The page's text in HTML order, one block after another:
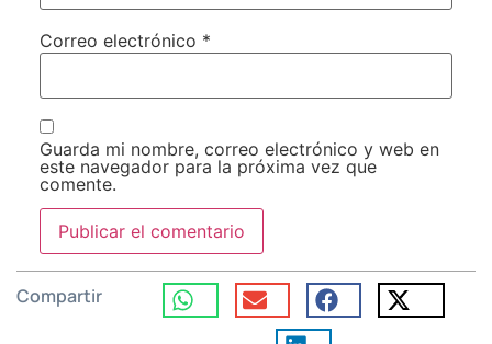
Correo electrónico *
Guarda mi nombre, correo electrónico y web en
este navegador para la próxima vez que
comente.
Compartir